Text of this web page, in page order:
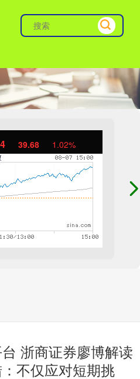
39.68 1.02%
浙商证券廖博解读
不仅应对短期挑